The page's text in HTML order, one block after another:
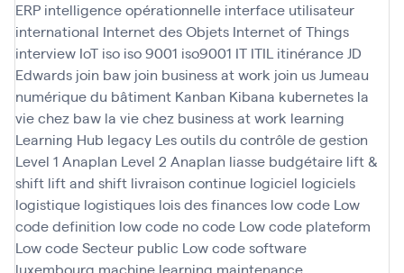
ERP intelligence opérationnelle interface utilisateur
international Internet des Objets Internet of Things
interview IoT iso iso 9001 iso9001 IT ITIL itinérance JD
Edwards join baw join business at work join us Jumeau
numérique du bâtiment Kanban Kibana kubernetes la
vie chez baw la vie chez business at work learning
Learning Hub legacy Les outils du contrôle de gestion
Level 1 Anaplan Level 2 Anaplan liasse budgétaire lift &
shift lift and shift livraison continue logiciel logiciels
logistique logistiques lois des finances low code Low
code definition low code no code Low code plateform
Low code Secteur public Low code software
luxembourg machine learning maintenance